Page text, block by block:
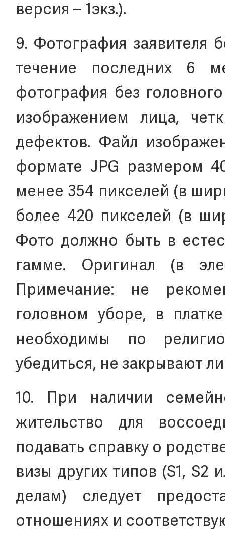
версия – 1экз.).
9. Фотография заявителя
течение последних 6
фотография без
изображением лица,
дефектов. Файл
формате JPG размером
менее 354 пикселей (в
более 420 пикселей (в
Фото должно быть в
гамме. Оригинал (в
Примечание: не
головном уборе, в
необходимы по
убедиться, не закрывают
10. При наличии
жительство для
подавать справку о
визы других типов (S1,
делам) следует
отношениях и